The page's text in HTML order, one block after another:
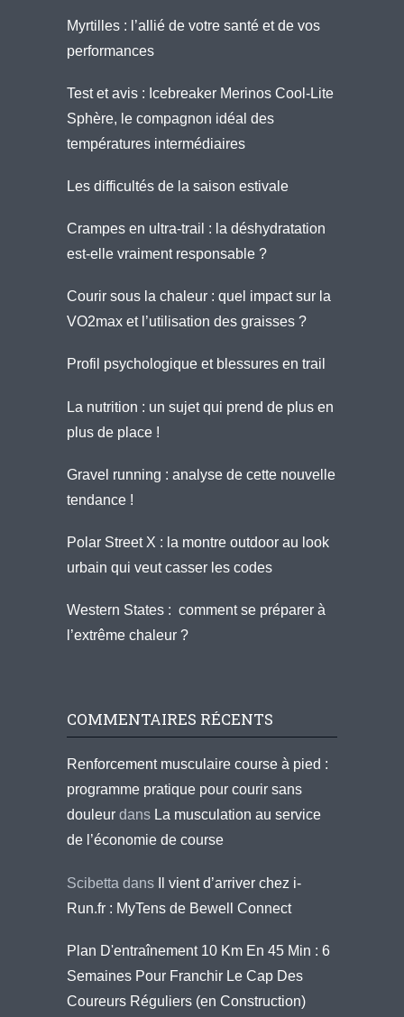
Myrtilles : l’allié de votre santé et de vos
performances
Test et avis : Icebreaker Merinos Cool-Lite
Sphère, le compagnon idéal des
températures intermédiaires
Les difficultés de la saison estivale
Crampes en ultra-trail : la déshydratation
est-elle vraiment responsable ?
Courir sous la chaleur : quel impact sur la
VO2max et l’utilisation des graisses ?
Profil psychologique et blessures en trail
La nutrition : un sujet qui prend de plus en
plus de place !
Gravel running : analyse de cette nouvelle
tendance !
Polar Street X : la montre outdoor au look
urbain qui veut casser les codes
Western States : comment se préparer à
l’extrême chaleur ?
COMMENTAIRES RÉCENTS
Renforcement musculaire course à pied :
programme pratique pour courir sans
douleur dans La musculation au service
de l’économie de course
Scibetta dans
Il vient d’arriver chez i-
Run.fr : MyTens de Bewell Connect
Plan D'entraînement 10 Km En 45 Min : 6
Semaines Pour Franchir Le Cap Des
Coureurs Réguliers (en Construction)